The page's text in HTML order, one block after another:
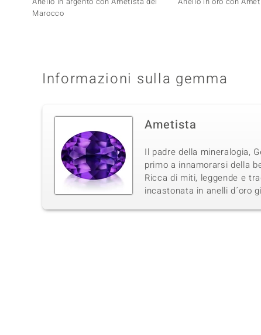
Marocco
Informazioni sulla gemma
Ametista
Il padre della mineralogia,
primo a innamorarsi della
Ricca di miti, leggende e
incastonata in anelli d´oro